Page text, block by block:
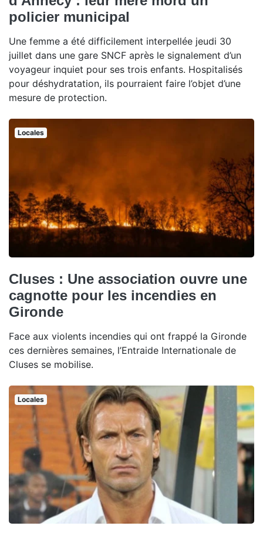
policier municipal
Une femme a été difficilement interpellée jeudi 30
juillet dans une gare SNCF après le signalement d’un
voyageur inquiet pour ses trois enfants. Hospitalisés
pour déshydratation, ils pourraient faire l’objet d’une
mesure de protection.
Locales
Cluses : Une association ouvre une
cagnotte pour les incendies en
Gironde
Face aux violents incendies qui ont frappé la Gironde
ces dernières semaines, l’Entraide Internationale de
Cluses se mobilise.
Locales